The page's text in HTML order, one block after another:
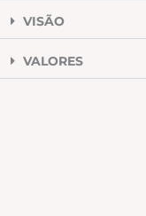
VISÃO
VALORES